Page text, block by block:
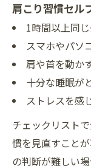
肩こり習慣セル
1時間以上同
スマホやパソ
肩や首を動か
十分な睡眠が
ストレスを感
チェックリスト
慣を見直すこと
の判断が難しい